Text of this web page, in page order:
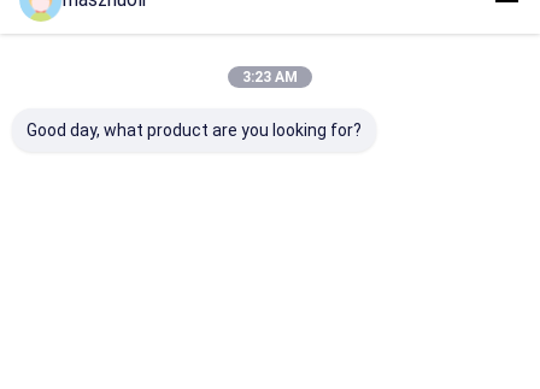
предназначенный
для точных систем
экскаватора
материалов
страница
сайта
данные
Site
Политика уединения
Co., Ltd.. All Rights Reserved.
3:23 AM
Good day, what product are you looking for?